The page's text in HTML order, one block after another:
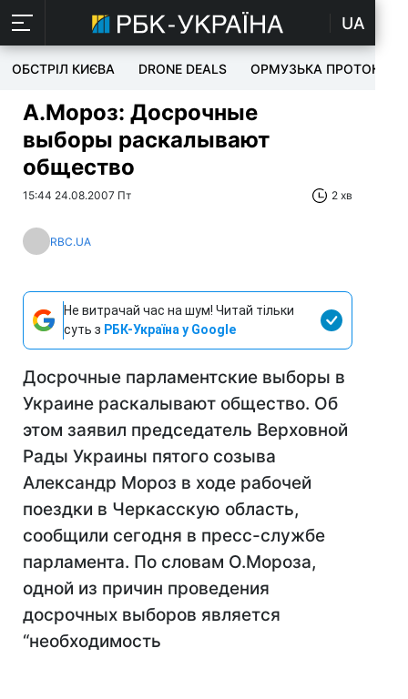
UA
ОБСТРІЛ КИЄВА DRONE DEALS ОРМУЗЬКА ПРОТОКА
А.Мороз: Досрочные
выборы раскалывают
общество
15:44 24.08.2007 Пт 2 хв
RBC.UA
Не витрачай час на шум! Читай тільки
суть з РБК-Україна у Google
Досрочные парламентские выборы в
Украине раскалывают общество. Об
этом заявил председатель Верховной
Рады Украины пятого созыва
Александр Мороз в ходе рабочей
поездки в Черкасскую область,
сообщили сегодня в пресс-службе
парламента. По словам О.Мороза,
одной из причин проведения
досрочных выборов является
“необходимость